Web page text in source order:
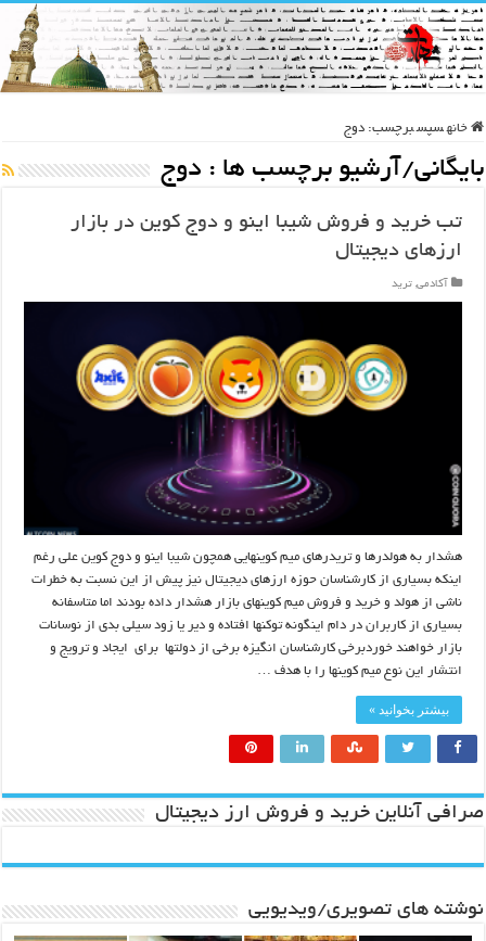
خانه سپس برچسب: دوج
بایگانی/آرشیو برچسب ها : دوج
تب خرید و فروش شیبا اینو و دوج کوین در بازار
ارزهای دیجیتال
آکادمی, ترید
هشدار به هولدرها و تریدرهای میم کوینهایی همچون شیبا اینو و دوج کوین علی رغم
اینکه بسیاری از کارشناسان حوزه ارزهای دیجیتال نیز پیش از این نسبت به خطرات
ناشی از هولد و خرید و فروش میم کوینهای بازار هشدار داده بودند اما متاسفانه
بسیاری از کاربران در دام اینگونه توکنها افتاده و دیر یا زود سیلی بدی از نوسانات
بازار خواهند خوردبرخی کارشناسان انگیزه برخی از دولتها برای ایجاد و ترویج و
انتشار این نوع میم کوینها را با هدف …
بیشتر بخوانید »
صرافی آنلاین خرید و فروش ارز دیجیتال
نوشته های تصویری/ویدیویی